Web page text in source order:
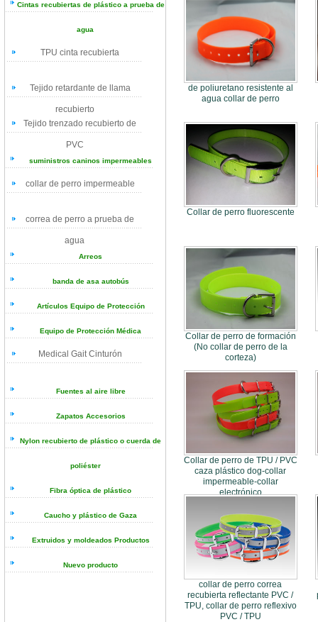
Cintas recubiertas de plástico a prueba de
agua
TPU cinta recubierta
Tejido retardante de llama
recubierto
Tejido trenzado recubierto de
PVC
suministros caninos impermeables
collar de perro impermeable
correa de perro a prueba de
agua
Arreos
banda de asa autobús
Artículos Equipo de Protección
Equipo de Protección Médica
Medical Gait Cinturón
Fuentes al aire libre
Zapatos Accesorios
Nylon recubierto de plástico o cuerda de
poliéster
Fibra óptica de plástico
Caucho y plástico de Gaza
Extruidos y moldeados Productos
Nuevo producto
de poliuretano resistente al
agua collar de perro
Collar de perro fluorescente
Collar de perro de formación
(No collar de perro de la
corteza)
Collar de perro de TPU / PVC
caza plástico dog-collar
impermeable-collar
electrónico
collar de perro correa
recubierta reflectante PVC /
TPU, collar de perro reflexivo
PVC / TPU